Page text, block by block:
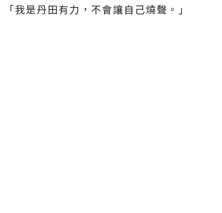
「我是丹田有力，不會讓自己燒聲。」